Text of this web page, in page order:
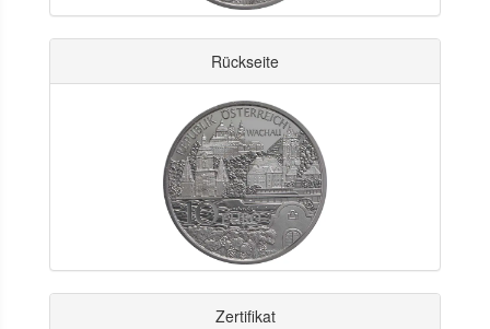
Rückseite
Zertifikat